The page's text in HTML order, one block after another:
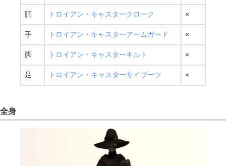
胴 トロイアン・キャスタークローク ×
手 トロイアン・キャスターアームガード ×
脚 トロイアン・キャスターキルト ×
足 トロイアン・キャスターサイブーツ ×
全身